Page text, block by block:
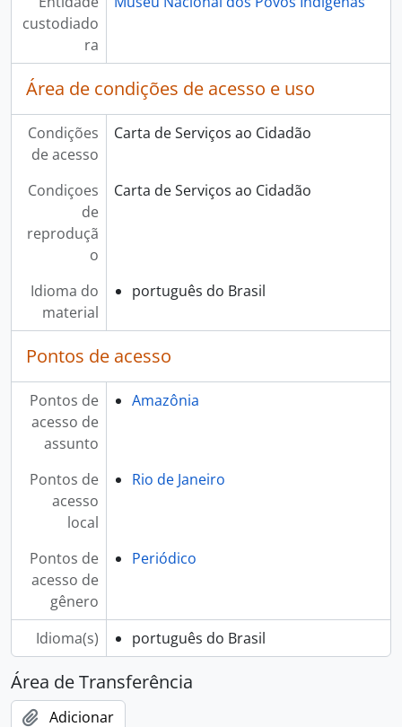
custodiado
ra
Área de condições de acesso e uso
Condições
de acesso
Carta de Serviços ao Cidadão
Condiçoes
de
reproduçã
o
Carta de Serviços ao Cidadão
Idioma do
material
português do Brasil
Pontos de acesso
Pontos de
acesso de
assunto
Amazônia
Pontos de
acesso
local
Rio de Janeiro
Pontos de
acesso de
gênero
Periódico
Idioma(s) português do Brasil
Área de Transferência
Adicionar